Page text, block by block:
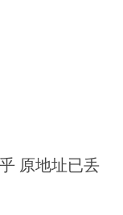
原地址已丢